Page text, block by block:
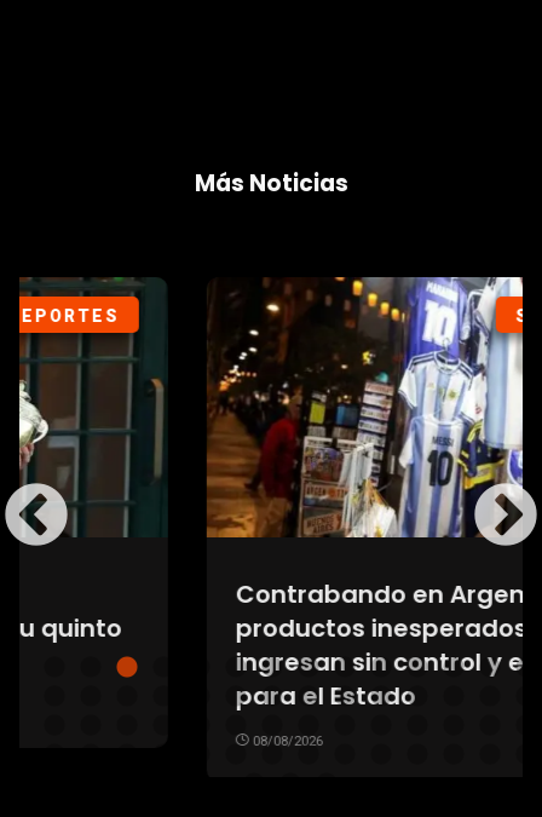
Más Noticias
SOCIEDAD
Contrabando en Argentina: los
productos inesperados que
ingresan sin control y el costo
para el Estado